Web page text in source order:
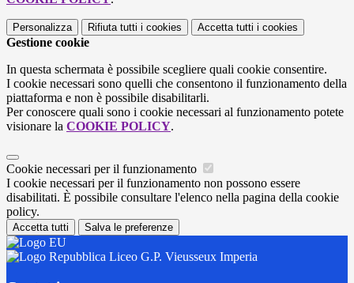
Personalizza Rifiuta tutti i cookies Accetta tutti i cookies
Gestione cookie
In questa schermata è possibile scegliere quali cookie consentire.
I cookie necessari sono quelli che consentono il funzionamento della
piattaforma e non è possibile disabilitarli.
Per conoscere quali sono i cookie necessari al funzionamento potete
visionare la COOKIE POLICY.
Cookie necessari per il funzionamento
I cookie necessari per il funzionamento non possono essere
disabilitati. È possibile consultare l'elenco nella pagina della cookie
policy.
Accetta tutti Salva le preferenze
Liceo G.P. Vieusseux Imperia